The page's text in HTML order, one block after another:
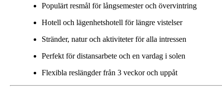
Populärt resmål för långsemester och övervintring
Hotell och lägenhetshotell för längre vistelser
Stränder, natur och aktiviteter för alla intressen
Perfekt för distansarbete och en vardag i solen
Flexibla reslängder från 3 veckor och uppåt